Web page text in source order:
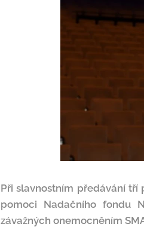
Při slavnostním předávání tří
pomoci Nadačního fondu
závažných onemocněním